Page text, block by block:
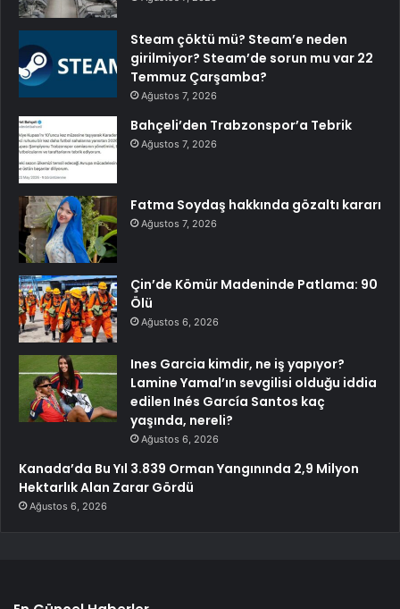
Steam çöktü mü? Steam’e neden
girilmiyor? Steam’de sorun mu var 22
Temmuz Çarşamba?
Ağustos 7, 2026
Bahçeli’den Trabzonspor’a Tebrik
Ağustos 7, 2026
Fatma Soydaş hakkında gözaltı kararı
Ağustos 7, 2026
Çin’de Kömür Madeninde Patlama: 90
Ölü
Ağustos 6, 2026
Ines Garcia kimdir, ne iş yapıyor?
Lamine Yamal’ın sevgilisi olduğu iddia
edilen Inés García Santos kaç
yaşında, nereli?
Ağustos 6, 2026
Kanada’da Bu Yıl 3.839 Orman Yangınında 2,9 Milyon
Hektarlık Alan Zarar Gördü
Ağustos 6, 2026